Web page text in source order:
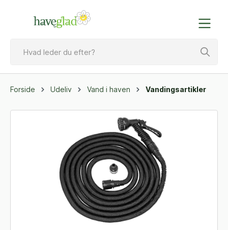
Forside Udeliv Vand i haven Vandingsartikler